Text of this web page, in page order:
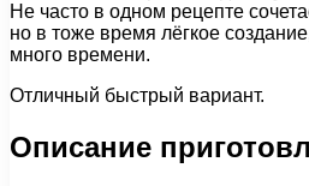
Не часто в одном рецепте
но в тоже время лёгкое
много времени.
Отличный быстрый вариант.
Описание